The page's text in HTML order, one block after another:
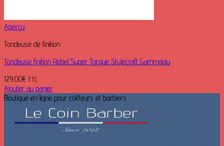
Aperçu
Tondeuse de finition
Tondeuse finition Rebel Super Torque Stylecraft Gammapiu
129.00€ TTC
Ajouter au panier
Boutique en ligne pour coiffeurs et barbiers